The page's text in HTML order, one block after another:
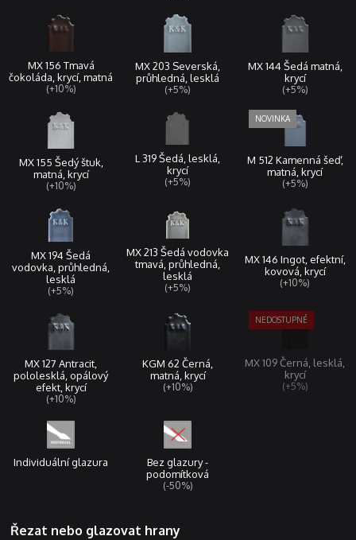
MX 156 Tmavá
čokoláda, krycí, matná
(+10%)
MX 203 Severská,
průhledná, lesklá
(+5%)
MX 144 Šedá matná,
krycí
(+5%)
MX 155 Šedý štuk,
matná, krycí
(+10%)
L 319 Šedá, lesklá,
krycí
(+5%)
M 512 Kamenná šeď,
matná, krycí
(+5%)
MX 194 Šedá
vodovka, průhledná,
lesklá
(+5%)
MX 213 Šedá vodovka
tmavá, průhledná,
lesklá
(+5%)
MX 146 Ingot, efektní,
kovová, krycí
(+10%)
MX 127 Antracit,
pololesklá, opálový
efekt, krycí
(+10%)
KGM 62 Černá,
matná, krycí
(+10%)
MX 109 Černá, lesklá,
krycí
(+5%)
Individuální glazura
Bez glazury -
podomítková
(-50%)
Řezat nebo glazovat hrany